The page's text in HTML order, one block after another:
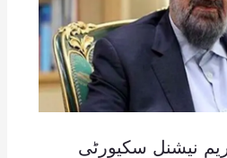
نیشنل سکیورٹی